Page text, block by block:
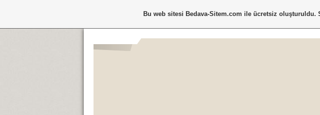
Bu web sitesi Bedava-Sitem.com ile ücretsiz oluşturuldu.